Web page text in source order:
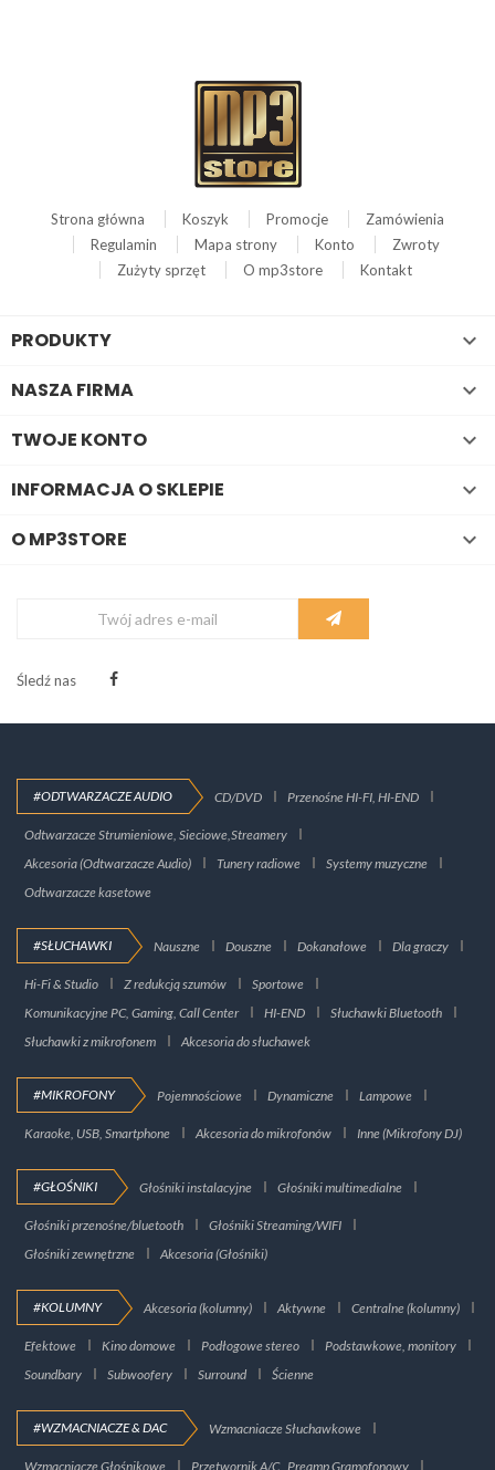
Strona główna Koszyk Promocje
Zamówienia
Regulamin
Mapa strony Konto
Zwroty
Zużyty sprzęt
O mp3store Kontakt
PRODUKTY 
NASZA FIRMA 
TWOJE KONTO 
INFORMACJA O SKLEPIE 
O MP3STORE 
Śledź nas
#ODTWARZACZE AUDIO CD/DVD Przenośne HI-FI, HI-END
Odtwarzacze Strumieniowe, Sieciowe,Streamery
Akcesoria (Odtwarzacze Audio)
Tunery radiowe
Systemy muzyczne
Odtwarzacze kasetowe
#SŁUCHAWKI Nauszne Douszne Dokanałowe Dla graczy
Hi-Fi & Studio Z redukcją szumów
Sportowe
Komunikacyjne PC, Gaming, Call Center
HI-END
Słuchawki Bluetooth
Słuchawki z mikrofonem
Akcesoria do słuchawek
#MIKROFONY Pojemnościowe Dynamiczne Lampowe
Karaoke, USB, Smartphone Akcesoria do mikrofonów Inne (Mikrofony DJ)
#GŁOŚNIKI Głośniki instalacyjne Głośniki multimedialne
Głośniki przenośne/bluetooth
Głośniki Streaming/WIFI
Głośniki zewnętrzne
Akcesoria (Głośniki)
#KOLUMNY Akcesoria (kolumny) Aktywne Centralne (kolumny)
Efektowe Kino domowe Podłogowe stereo
Podstawkowe, monitory
Soundbary
Subwoofery Surround Ścienne
#WZMACNIACZE & DAC Wzmacniacze Słuchawkowe
Wzmacniacze Głośnikowe Przetwornik A/C , Preamp Gramofonowy